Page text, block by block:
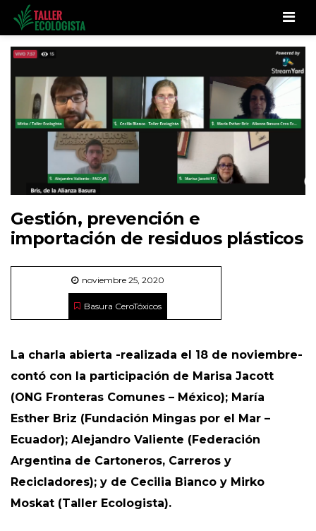
Gestión, prevención e
importación de residuos plásticos
noviembre 25, 2020
Basura CeroTóxicos
La charla abierta -realizada el 18 de noviembre-
contó con la participación de Marisa Jacott
(ONG Fronteras Comunes – México); María
Esther Briz (Fundación Mingas por el Mar –
Ecuador); Alejandro Valiente (Federación
Argentina de Cartoneros, Carreros y
Recicladores); y de Cecilia Bianco y Mirko
Moskat (Taller Ecologista).